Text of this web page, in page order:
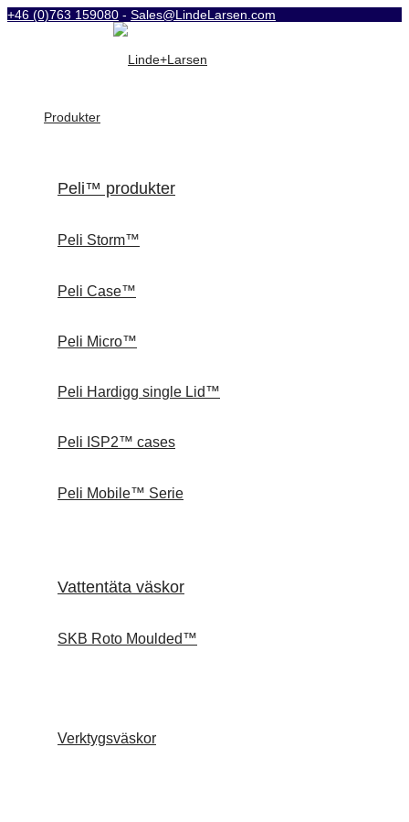
+46 (0)763 159080 - Sales@LindeLarsen.com
Produkter
Peli™ produkter
Peli Storm™
Peli Case™
Peli Micro™
Peli Hardigg single Lid™
Peli ISP2™ cases
Peli Mobile™ Serie
Vattentäta väskor
SKB Roto Moulded™
Verktygsväskor